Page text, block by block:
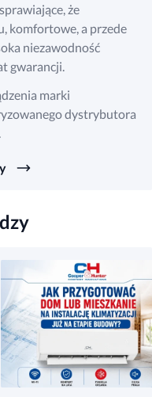
że
komfortowe, a przede
niezawodność
gwarancji.
marki
dystrybutora